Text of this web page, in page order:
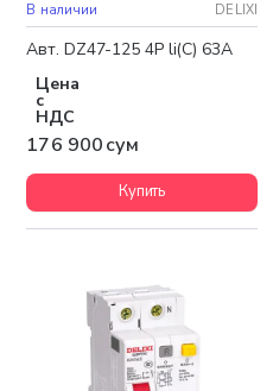
В наличии DELIXI
Авт. DZ47-125 4P li(C) 63A
Цена
с
НДС
176 900 сум
Купить